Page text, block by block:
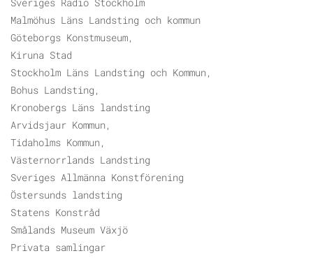
Malmöhus Läns Landsting och kommun
Göteborgs Konstmuseum,
Kiruna Stad
Stockholm Läns Landsting och Kommun,
Bohus Landsting,
Kronobergs Läns landsting
Arvidsjaur Kommun,
Tidaholms Kommun,
Västernorrlands Landsting
Sveriges Allmänna Konstförening
Östersunds landsting
Statens Konstråd
Smålands Museum Växjö
Privata samlingar